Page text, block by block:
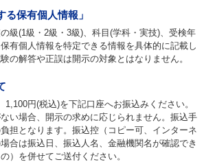
方へ
CLOSE
る保有個人情報」
級(1級・2級・3級)、科目(学科・実技)、受検年
有個人情報を特定できる情報を具体的に記載し
の解答や正誤は開示の対象とはなりません。
円(税込)を下記口座へお振込みください。
い場合、開示の求めに応じられません。振込手
担となります。振込控（コピー可、インターネ
合は振込日、振込人名、金融機関名が確認でき
）を併せてご送付ください。